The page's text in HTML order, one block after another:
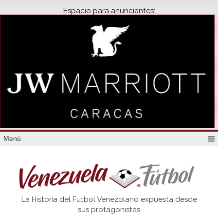
Espacio para anunciantes:
Menú
Venezuela
La Historia del Futbol Venezolano expuesta desde
sus protagonistas